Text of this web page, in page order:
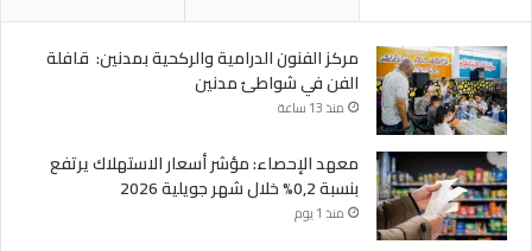
مركز الفنون الدرامية والركحية بمدنين: قافلة
الفن في شواطئ مدنين
منذ 13 ساعة
معهد الإحصاء: مؤشر أسعار الاستهلاك يرتفع
بنسبة 0,2% خلال شهر جويلية 2026
منذ 1 يوم